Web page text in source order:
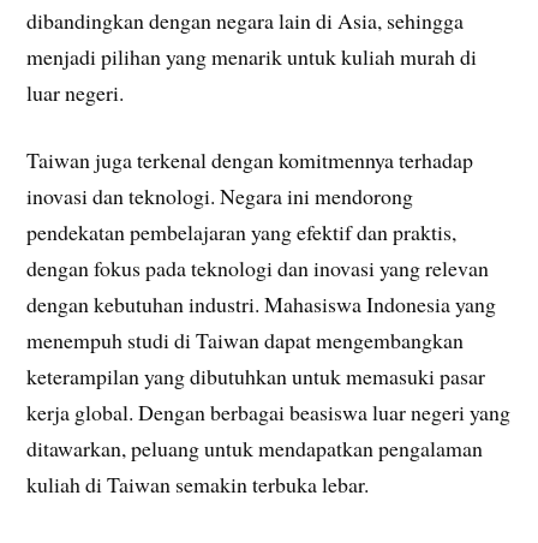
dibandingkan dengan negara lain di Asia, sehingga
menjadi pilihan yang menarik untuk kuliah murah di
luar negeri.
Taiwan juga terkenal dengan komitmennya terhadap
inovasi dan teknologi. Negara ini mendorong
pendekatan pembelajaran yang efektif dan praktis,
dengan fokus pada teknologi dan inovasi yang relevan
dengan kebutuhan industri. Mahasiswa Indonesia yang
menempuh studi di Taiwan dapat mengembangkan
keterampilan yang dibutuhkan untuk memasuki pasar
kerja global. Dengan berbagai beasiswa luar negeri yang
ditawarkan, peluang untuk mendapatkan pengalaman
kuliah di Taiwan semakin terbuka lebar.